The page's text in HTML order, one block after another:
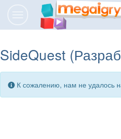
Переключить
навигацию
SideQuest
К сожалению, нам не удалось